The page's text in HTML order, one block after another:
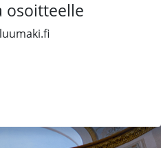
osoitteelle